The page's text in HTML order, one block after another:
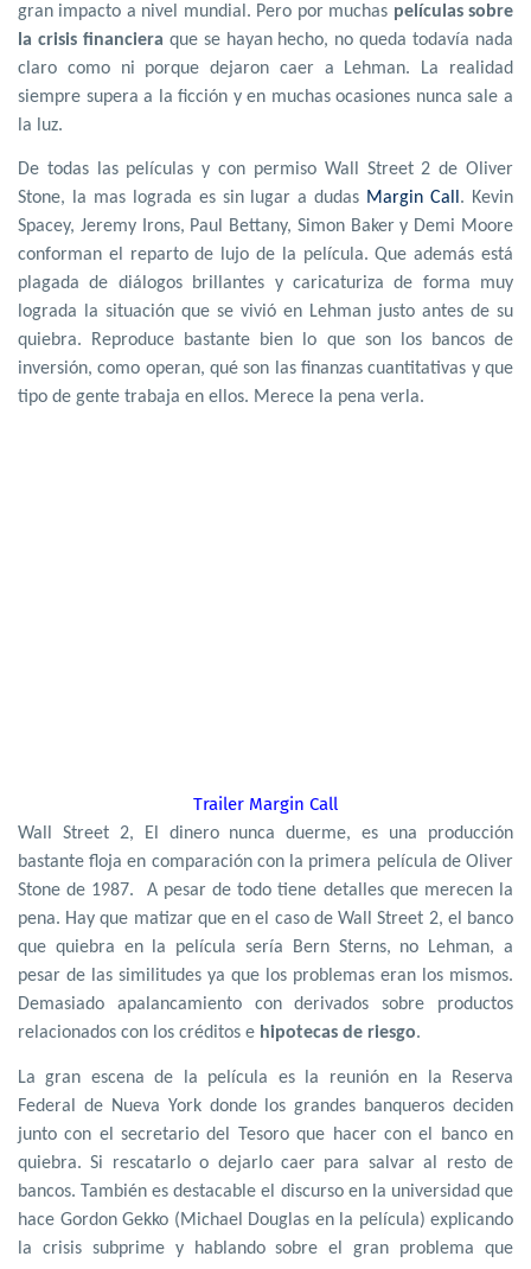
gran impacto a nivel mundial. Pero por muchas películas sobre
la crisis financiera que se hayan hecho, no queda todavía nada
claro como ni porque dejaron caer a Lehman. La realidad
siempre supera a la ficción y en muchas ocasiones nunca sale a
la luz.
De todas las películas y con permiso Wall Street 2 de Oliver
Stone, la mas lograda es sin lugar a dudas Margin Call . Kevin
Spacey, Jeremy Irons, Paul Bettany, Simon Baker y Demi Moore
conforman el reparto de lujo de la película. Que además está
plagada de diálogos brillantes y caricaturiza de forma muy
lograda la situación que se vivió en Lehman justo antes de su
quiebra. Reproduce bastante bien lo que son los bancos de
inversión, como operan, qué son las finanzas cuantitativas y que
tipo de gente trabaja en ellos. Merece la pena verla.
Trailer Margin Call
Wall Street 2, El dinero nunca duerme, es una producción
bastante floja en comparación con la primera película de Oliver
Stone de 1987.
A pesar de todo tiene detalles que merecen la
pena. Hay que matizar que en el caso de Wall Street 2, el banco
que quiebra en la película sería Bern Sterns, no Lehman, a
pesar de las similitudes ya que los problemas eran los mismos.
Demasiado apalancamiento con derivados sobre productos
relacionados con los créditos e hipotecas de riesgo.
La gran escena de la película es la reunión en la Reserva
Federal de Nueva York donde los grandes banqueros deciden
junto con el secretario del Tesoro que hacer con el banco en
quiebra. Si rescatarlo o dejarlo caer para salvar al resto de
bancos. También es destacable el discurso en la universidad que
hace Gordon Gekko (Michael Douglas en la película) explicando
la crisis subprime y hablando sobre el gran problema que